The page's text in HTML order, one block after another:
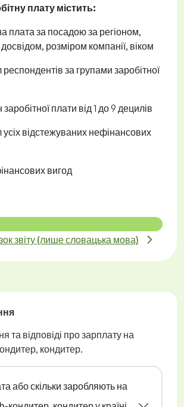
плату містить:
плата за посадою за регіоном,
розміром компанії, віком
респондентів за групами заробітної
плати від 1 до 9 децилів
усіх відстежуваних нефінансових
вигод
звіту (лише словацька мова)
та відповіді про зарплату на
кондитер.
або скільки заробляють на